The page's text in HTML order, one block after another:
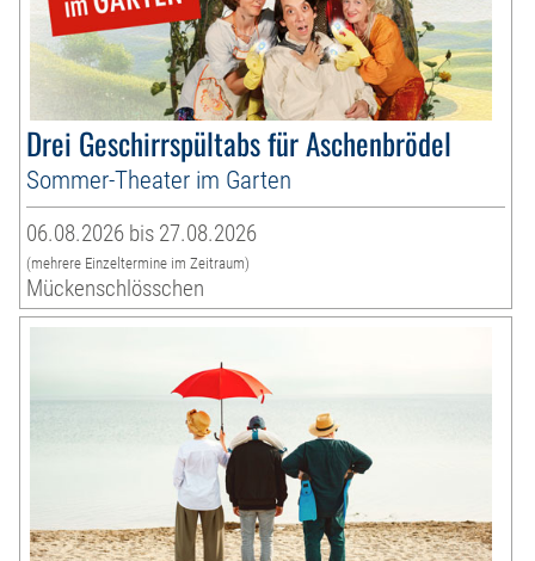
Drei Geschirrspültabs für Aschenbrödel
Sommer-Theater im Garten
06.08.2026 bis 27.08.2026
(mehrere Einzeltermine im Zeitraum)
Mückenschlösschen